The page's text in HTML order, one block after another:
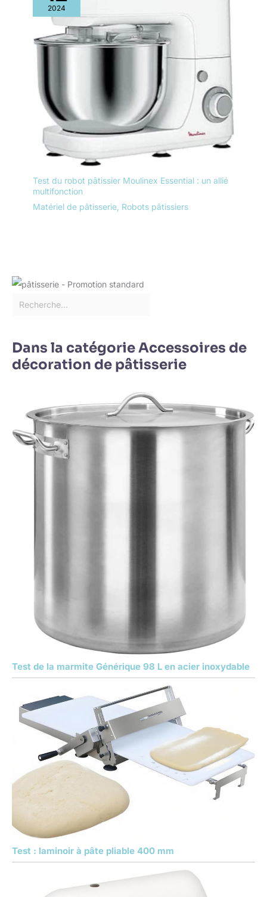
2024
Test du robot pâtissier Moulinex Essential : un allié
multifonction
Matériel de pâtisserie Robots pâtissiers
Dans la catégorie Accessoires de
décoration de pâtisserie
Test de la marmite Générique 98 L en acier inoxydable
Test : laminoir à pâte pliable 400 mm